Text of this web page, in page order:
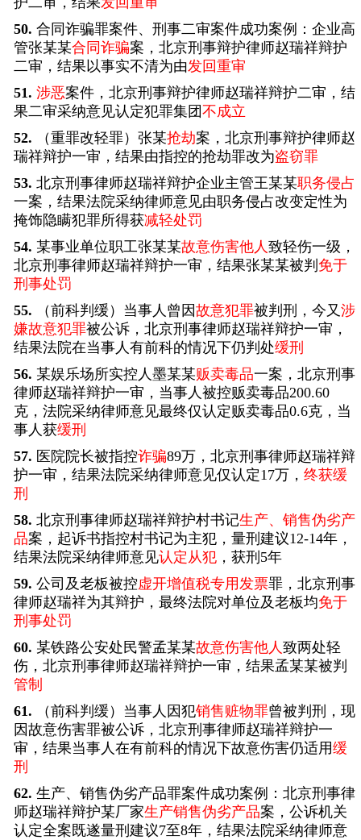
50. 合同诈骗罪案件、刑事二审案件成功案例：企业高
管张某某合同诈骗案，北京刑事辩护律师赵瑞祥辩护
二审，结果以事实不清为由发回重审
51. 涉恶案件，北京刑事辩护律师赵瑞祥辩护二审，结
果二审采纳意见认定犯罪集团不成立
52.
（重罪改轻罪）张某抢劫案，北京刑事辩护律师赵
瑞祥辩护一审，结果由指控的抢劫罪改为盗窃罪
53. 北京刑事律师赵瑞祥辩护企业主管王某某职务侵占
一案，结果法院采纳律师意见由职务侵占改变定性为
掩饰隐瞒犯罪所得获减轻处罚
54. 某事业单位职工张某某故意伤害他人致轻伤一级，
北京刑事律师赵瑞祥辩护一审，结果张某某被判 免于
刑事处罚
55.
（前科判缓）当事人曾因故意犯罪被判刑，今又涉
嫌故意犯罪被公诉，北京刑事律师赵瑞祥辩护一审，
结果法院在当事人有前科的情况下仍判处缓刑
56. 某娱乐场所实控人墨某某贩卖毒品一案，北京刑事
律师赵瑞祥辩护一审，当事人被控贩卖毒品200.60
克，法院采纳律师意见最终仅认定贩卖毒品0.6克，当
事人获缓刑
57. 医院院长被指控诈骗89万，北京刑事律师赵瑞祥辩
护一审，结果法院采纳律师意见仅认定17万， 终获缓
刑
58. 北京刑事律师赵瑞祥辩护村书记生产、销售伪劣产
品案，起诉书指控村书记为主犯，量刑建议12-14年，
结果法院采纳律师意见认定从犯 ，获刑5年
59. 公司及老板被控虚开增值税专用发票罪，北京刑事
律师赵瑞祥为其辩护，最终法院对单位及老板均免于
刑事处罚
60. 某铁路公安处民警孟某某故意伤害他人致两处轻
伤，北京刑事律师赵瑞祥辩护一审，结果孟某某被判
管制
61.
（前科判缓）当事人因犯销售赃物罪曾被判刑，现
因故意伤害罪被公诉，北京刑事律师赵瑞祥辩护一
审，结果当事人在有前科的情况下故意伤害仍适用缓
刑
62. 生产、销售伪劣产品罪案件成功案例：北京刑事律
师赵瑞祥辩护某厂家生产销售伪劣产品案，公诉机关
认定全案既遂量刑建议7至8年，结果法院采纳律师意